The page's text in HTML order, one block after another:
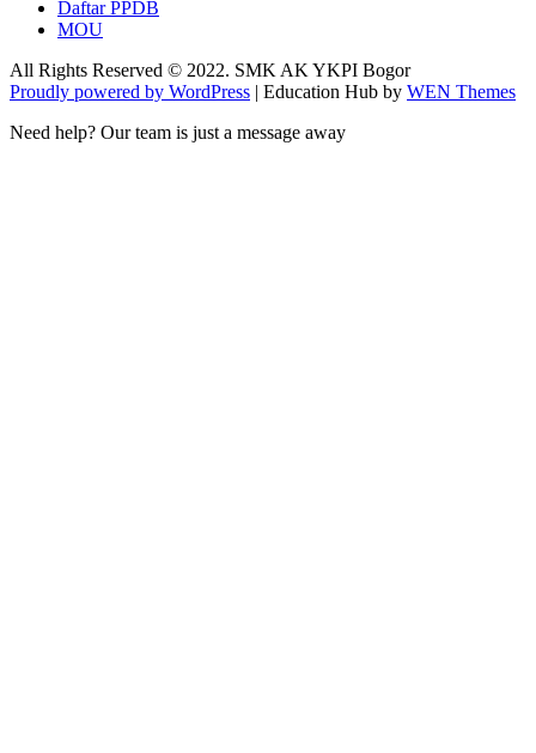
Daftar PPDB
MOU
All Rights Reserved © 2022. SMK AK YKPI Bogor
Proudly powered by WordPress | Education Hub by WEN Themes
Need help? Our team is just a message away